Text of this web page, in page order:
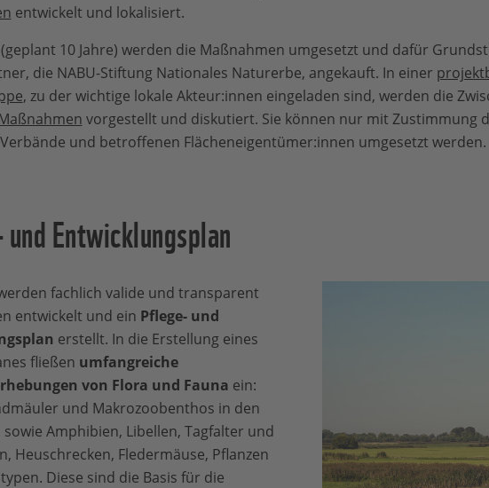
entwickelt und lokalisiert.
(geplant 10 Jahre) werden die Maßnahmen umgesetzt und dafür
die NABU-Stiftung Nationales Naturerbe, angekauft. In einer
, zu der wichtige lokale Akteur:innen eingeladen sind, werden die
vorgestellt und diskutiert. Sie können nur mit Zustimmung
und betroffenen Flächeneigentümer:innen umgesetzt werden.
Entwicklungsplan
fachlich valide und transparent
entwickelt und ein Pflege- und
erstellt. In die Erstellung eines
fließen umfangreiche
von Flora und Fauna ein:
und Makrozoobenthos in den
sowie Amphibien, Libellen, Tagfalter und
Heuschrecken, Fledermäuse, Pflanzen
Diese sind die Basis für die